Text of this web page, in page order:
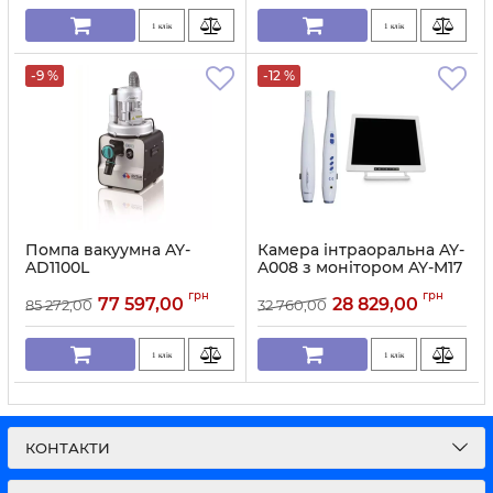
1 клік 1 клік
-9 %
Помпа вакуумна AY-
AD1100L
85 272,00 77 597,00 грн
1 клік
-12 %
Камера інтраоральна AY-
A008 з монітором AY-M17
32 760,00 28 829,00 грн
1 клік
КОНТАКТИ